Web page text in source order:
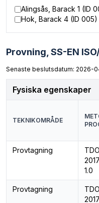
Alingsås, Barack 1 (ID
Hok, Barack 4 (ID 005)
Provning, SS-EN
Senaste beslutsdatum: 2026-
Fysiska egenskaper
TEKNIKOMRÅDE
Provtagning
1.0
Provtagning